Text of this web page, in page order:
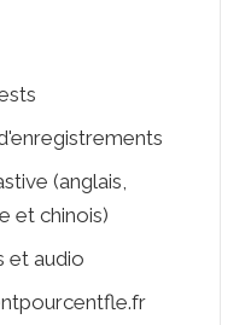
(anglais,
et chinois)
et audio